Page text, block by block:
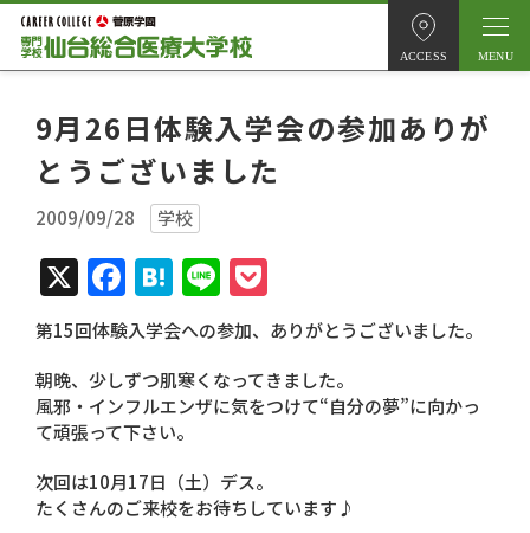
ACCESS
9月26日体験入学会の参加ありが
とうございました
2009/09/28 学校
X Facebook
Hatena
Line
第15回体験入学会への参加、ありがとうございました。
朝晩、少しずつ肌寒くなってきました。
風邪・インフルエンザに気をつけて“自分の夢”に向かっ
て頑張って下さい。
次回は10月17日（土）デス。
たくさんのご来校をお待ちしています♪